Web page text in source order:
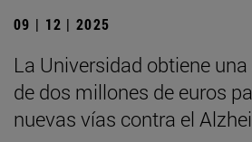
09 | 12 | 2025
La Universidad obtiene
de dos millones de euros
nuevas vías contra el